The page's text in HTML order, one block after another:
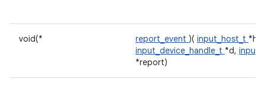
void(* report_event )( input_host_t
input_device_handle_t *d,
*report)